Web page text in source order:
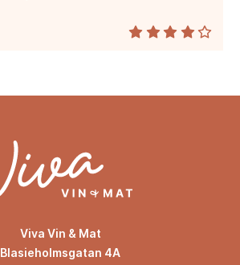
Viva Vin & Mat
Blasieholmsgatan 4A